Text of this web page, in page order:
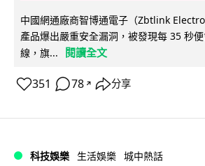
中國網通廠商智博通電子（Zbtlink
產品爆出嚴重安全漏洞，被發現每 35 秒
線，旗...
閱讀全文
351 78 ↗ 分享
科技娛樂 生活娛樂 城中熱話